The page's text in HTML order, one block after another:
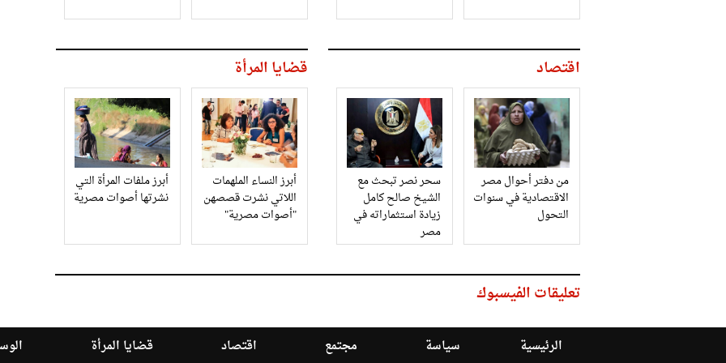
اقتصاد
من دفتر أحوال مصر
الاقتصادية في سنوات
التحول
سحر نصر تبحث مع
الشيخ صالح كامل
زيادة استثماراته في
مصر
قضايا المرأة
أبرز النساء الملهمات
اللاتي نشرت قصصهن
"أصوات مصرية"
أبرز ملفات المرأة التي
نشرتها أصوات مصرية
تعليقات الفيسبوك
الرئيسية سياسة مجتمع اقتصاد قضايا المرأة